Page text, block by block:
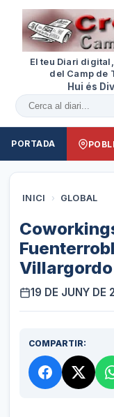
El teu Diari
del Camp de
Hui és
Cercar al diari
PORTADA
INICI › GLOBAL
Villargordo
19 DE JUNY DE
COMPARTIR: